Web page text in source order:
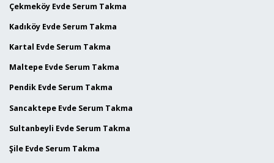
Çekmeköy Evde Serum Takma
Kadıköy Evde Serum Takma
Kartal Evde Serum Takma
Maltepe Evde Serum Takma
Pendik Evde Serum Takma
Sancaktepe Evde Serum Takma
Sultanbeyli Evde Serum Takma
Şile Evde Serum Takma